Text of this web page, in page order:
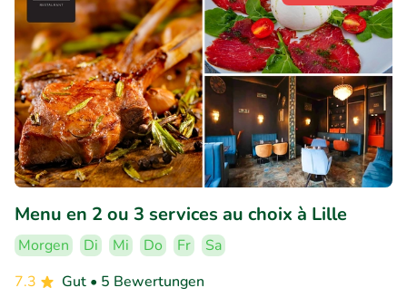
Menu en 2 ou 3 services au choix à Lille
Morgen Di Mi Do Fr
Sa
7.3
Gut • 5 Bewertungen